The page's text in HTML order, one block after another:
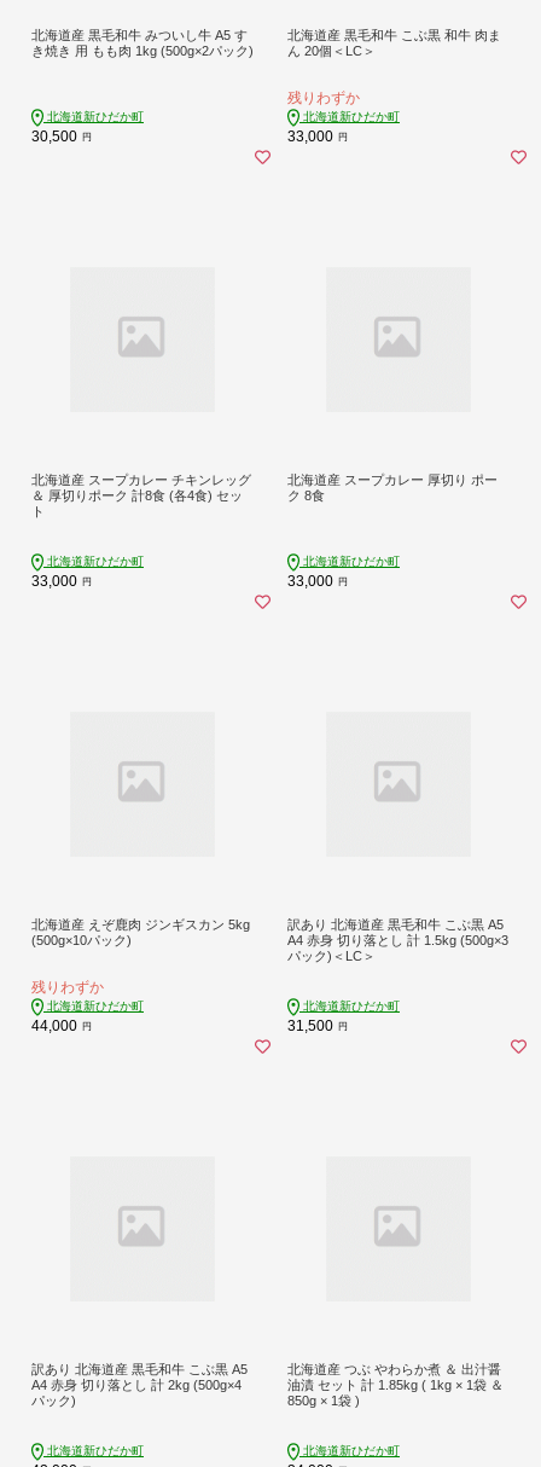
北海道産 黒毛和牛 みついし牛 A5 す
き焼き 用 もも肉 1kg (500g×2パック)
北海道新ひだか町
30,500 円
北海道産 黒毛和牛 こぶ黒 和牛 肉ま
ん 20個＜LC＞
残りわずか
北海道新ひだか町
33,000 円
北海道産 スープカレー チキンレッグ
＆ 厚切りポーク 計8食 (各4食) セッ
ト
北海道新ひだか町
33,000 円
北海道産 スープカレー 厚切り ポー
ク 8食
北海道新ひだか町
33,000 円
北海道産 えぞ鹿肉 ジンギスカン 5kg
(500g×10パック)
残りわずか
北海道新ひだか町
44,000 円
訳あり 北海道産 黒毛和牛 こぶ黒 A5
A4 赤身 切り落とし 計 1.5kg (500g×3
パック)＜LC＞
北海道新ひだか町
31,500 円
訳あり 北海道産 黒毛和牛 こぶ黒 A5
A4 赤身 切り落とし 計 2kg (500g×4
パック)
北海道新ひだか町
北海道産 つぶ やわらか煮 ＆ 出汁醤
油漬 セット 計 1.85kg ( 1kg × 1袋 ＆
850g × 1袋 )
北海道新ひだか町